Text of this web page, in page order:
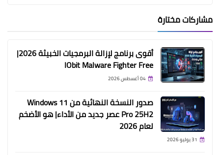
مشاركات مختارة
أقوى برنامج لإزالة البرمجيات الخبيثة 2026|
IObit Malware Fighter Free
04 أغسطس 2026
صدور النسخة النهائية من Windows 11
Pro 25H2 عصر جديد من الأداء| هو الأضخم
لعام 2026
31 يوليو 2026